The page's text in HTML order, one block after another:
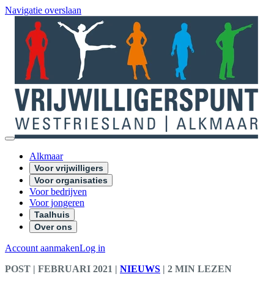
Navigatie overslaan
Alkmaar
Voor vrijwilligers
Voor organisaties
Voor bedrijven
Voor jongeren
Taalhuis
Over ons
Account aanmakenLog in
POST | FEBRUARI 2021 | NIEUWS | 2 MIN LEZEN